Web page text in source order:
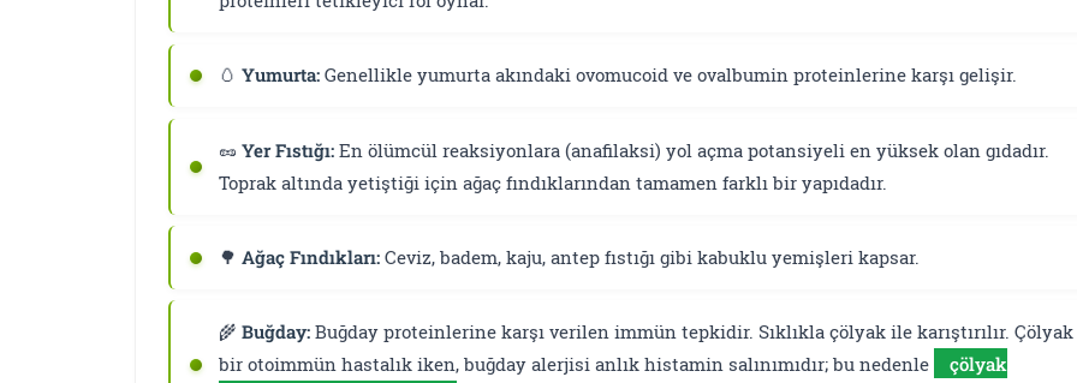
🥚Yumurta: Genellikle yumurta akındaki ovomucoid ve ovalbumin proteinlerine karşı gelişir.
🥜Yer Fıstığı: En ölümcül reaksiyonlara (anafilaksi) yol açma potansiyeli en yüksek olan gıdadır.
Toprak altında yetiştiği için ağaç fındıklarından tamamen farklı bir yapıdadır.
🌳Ağaç Fındıkları: Ceviz, badem, kaju, antep fıstığı gibi kabuklu yemişleri kapsar.
🌾Buğday: Buğday proteinlerine karşı verilen immün tepkidir. Sıklıkla çölyak ile karıştırılır. Çölyak
bir otoimmün hastalık iken, buğday alerjisi anlık histamin salınımıdır; bu nedenle
çölyak